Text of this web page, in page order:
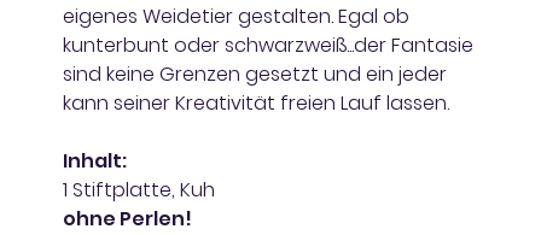
eigenes Weidetier gestalten. Egal ob
kunterbunt oder schwarzweiß...der Fantasie
sind keine Grenzen gesetzt und ein jeder
kann seiner Kreativität freien Lauf lassen.
Inhalt:
1 Stiftplatte, Kuh
ohne Perlen!